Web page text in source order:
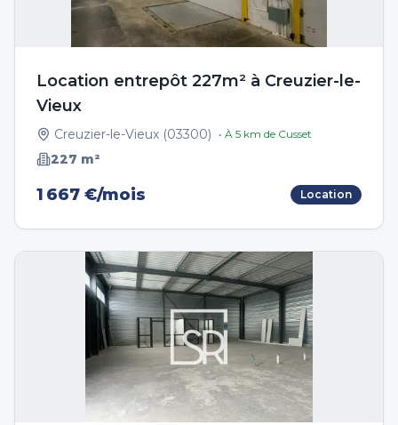
Location entrepôt 227m² à Creuzier-le-
Vieux
Creuzier-le-Vieux (03300) • À 5 km de Cusset
227 m²
1 667 €/mois Location